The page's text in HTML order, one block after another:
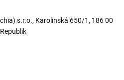
s.r.o., Karolinská 650/1, 186 00